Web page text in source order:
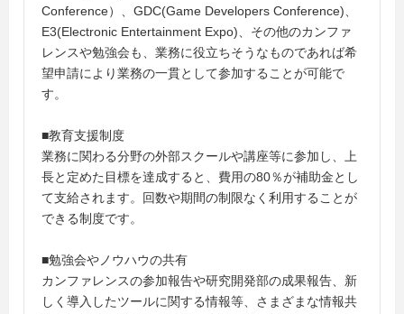
Conference）、GDC(Game Developers Conference)、
E3(Electronic Entertainment Expo)、その他のカンファ
レンスや勉強会も、業務に役立ちそうなものであれば希
望申請により業務の一貫として参加することが可能で
す。
■教育支援制度
業務に関わる分野の外部スクールや講座等に参加し、上
長と定めた目標を達成すると、費用の80％が補助金とし
て支給されます。回数や期間の制限なく利用することが
できる制度です。
■勉強会やノウハウの共有
カンファレンスの参加報告や研究開発部の成果報告、新
しく導入したツールに関する情報等、さまざまな情報共